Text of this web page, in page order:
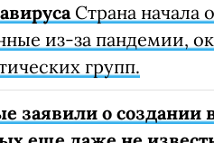
Страна начала
из-за пандемии,
групп.
заявили о создании